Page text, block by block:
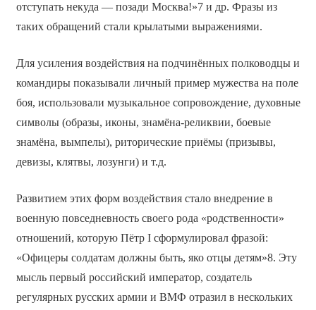
отступать некуда — позади Москва!»7 и др. Фразы из
таких обращений стали крылатыми выражениями.
Для усиления воздействия на подчинённых полководцы и
командиры показывали личный пример мужества на поле
боя, использовали музыкальное сопровождение, духовные
символы (образы, иконы, знамёна-реликвии, боевые
знамёна, вымпелы), риторические приёмы (призывы,
девизы, клятвы, лозунги) и т.д.
Развитием этих форм воздействия стало внедрение в
военную повседневность своего рода «родственности»
отношений, которую Пётр I сформулировал фразой:
«Офицеры солдатам должны быть, яко отцы детям»8. Эту
мысль первый российский император, создатель
регулярных русских армии и ВМФ отразил в нескольких